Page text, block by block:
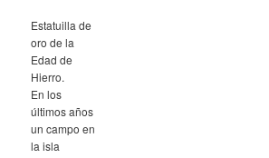
Estatuilla de
oro de la
Edad de
Hierro.
En los
últimos años
un campo en
la isla